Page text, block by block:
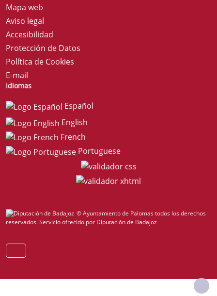
Mapa web
Aviso legal
Accesibilidad
Protección de Datos
Política de Cookies
E-mail
Idiomas
Español
English
French
Portuguese
© Ayuntamiento de Palomas todos los derechos
reservados.Servicio ofrecido por Diputación de Badajoz